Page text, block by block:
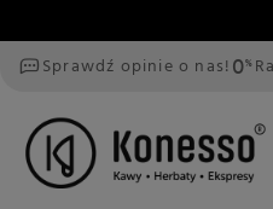
Sprawdź opinie o nas!